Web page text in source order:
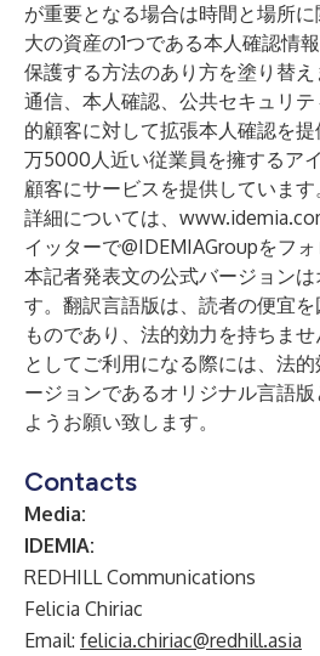
が重要となる場合は時間と場所
大の資産の1つである本人確認情
保護する方法のあり方を塗り替え
通信、本人確認、公共セキュリ
的顧客に対して拡張本人確認を
万5000人近い従業員を擁するア
顧客にサービスを提供しています
詳細については、
イッターで@IDEMIAGroupをフォ
本記者発表文の公式バージョン
す。翻訳言語版は、読者の便宜
ものであり、法的効力を持ちま
としてご利用になる際には、法
ージョンであるオリジナル言語版
ようお願い致します。
Contacts
Media:
IDEMIA:
REDHILL Communications
Felicia Chiriac
Email: felicia.chiriac@redhill.asia